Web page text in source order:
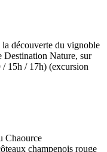
la découverte du vignoble
Destination Nature, sur
/ 15h / 17h) (excursion
Chaource
champenois rouge